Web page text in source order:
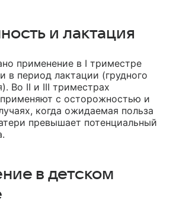
и лактация
применение в I триместре
в период лактации (грудного
Во II и III триместрах
с осторожностью и
когда ожидаемая польза
превышает потенциальный
в детском